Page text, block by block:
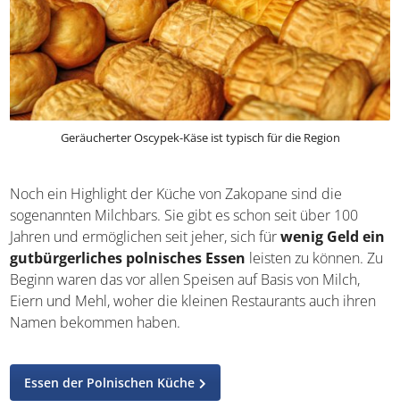
Geräucherter Oscypek-Käse ist typisch für die Region
Noch ein Highlight der Küche von Zakopane sind die
sogenannten Milchbars. Sie gibt es schon seit über 100
Jahren und ermöglichen seit jeher, sich fürwenig Geld ein
gutbürgerliches polnisches Essen leisten zu können. Zu
Beginn waren das vor allen Speisen auf Basis von Milch,
Eiern und Mehl, woher die kleinen Restaurants auch ihren
Namen bekommen haben.
Essen der Polnischen Küche